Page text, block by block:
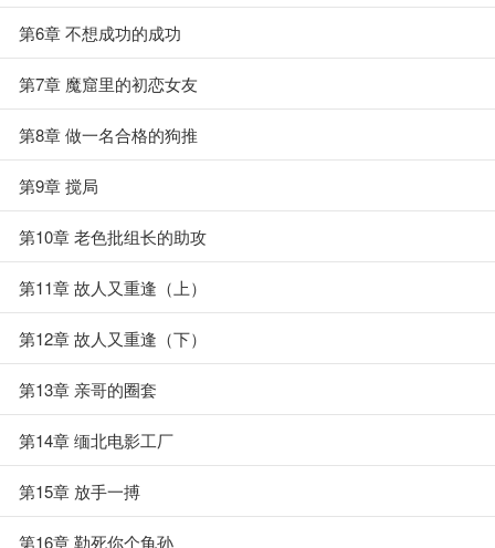
第6章 不想成功的成功
第7章 魔窟里的初恋女友
第8章 做一名合格的狗推
第9章 搅局
第10章 老色批组长的助攻
第11章 故人又重逢（上）
第12章 故人又重逢（下）
第13章 亲哥的圈套
第14章 缅北电影工厂
第15章 放手一搏
第16章 勒死你个龟孙